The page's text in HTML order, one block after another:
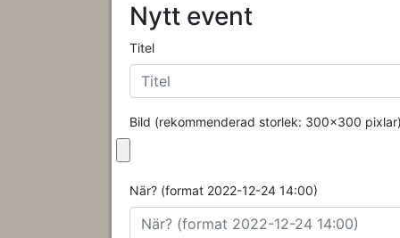
Nytt event
Titel
Bild (rekommenderad storlek: 300x300
När? (format 2022-12-24 14:00)